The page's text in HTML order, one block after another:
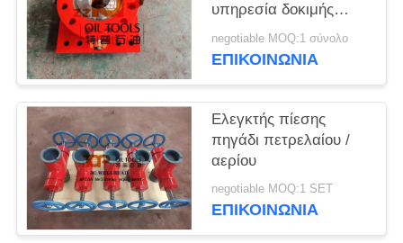
υπηρεσία δοκιμής
πίεσης BOP / φλάντσα
δοκιμής BOP
negotiable MOQ:1 σύνολο
ΕΠΙΚΟΙΝΩΝΊΑ
Ελεγκτής πίεσης
πηγάδι πετρελαίου /
αερίου
negotiable MOQ:1 SET
ΕΠΙΚΟΙΝΩΝΊΑ